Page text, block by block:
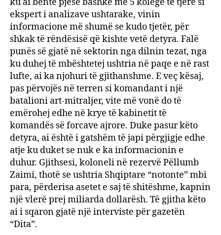
ekspert i analizave ushtarake, vinin
informacione më shumë se kudo tjetër, për
shkak të rëndësisë që kishte vetë detyra. Falë
punës së gjatë në sektorin nga dilnin tezat, nga
ku duhej të mbështetej ushtria në paqe e në rast
lufte, ai ka njohuri të gjithanshme. E veç kësaj,
pas përvojës në terren si komandant i një
batalioni art-mitraljer, vite më vonë do të
emërohej edhe në krye të kabinetit të
komandës së forcave ajrore. Duke pasur këto
detyra, ai është i gatshëm të japi përgjigje edhe
atje ku duket se nuk e ka informacionin e
duhur. Gjithsesi, koloneli në rezervë Pëllumb
Zaimi, thotë se ushtria Shqiptare “notonte” mbi
para, përderisa asetet e saj të shitëshme, kapnin
një vlerë prej miliarda dollarësh. Të gjitha këto
ai i sqaron gjatë një interviste për gazetën
“Dita”.